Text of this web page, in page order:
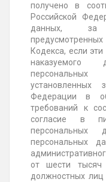
получено в
Российской
данных, за
Кодекса, если
наказуемого
установленных
Федерации в
требований к
согласие в
персональных
от шести
должностных